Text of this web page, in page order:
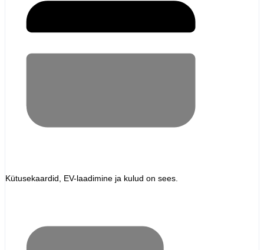
Kütusekaardid, EV-laadimine ja kulud on sees.